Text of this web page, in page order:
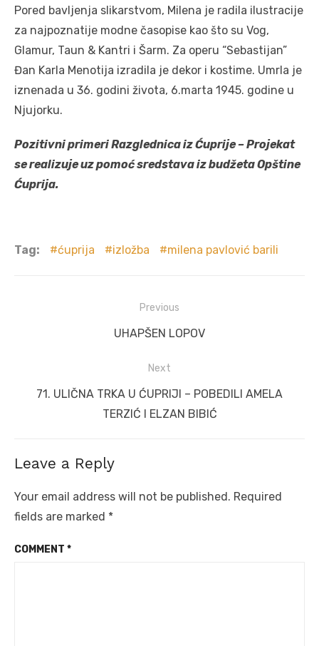
Pored bavljenja slikarstvom, Milena je radila ilustracije
za najpoznatije modne časopise kao što su Vog,
Glamur, Taun & Kantri i Šarm. Za operu “Sebastijan”
Đan Karla Menotija izradila je dekor i kostime. Umrla je
iznenada u 36. godini života, 6.marta 1945. godine u
Njujorku.
Pozitivni primeri Razglednica izĆuprije– Projekat
se realizuje uz pomoć sredstava iz budžeta Opštine
Ćuprija.
Tag: ćuprija izložba milena pavlović barili
Previous
Previous
UHAPŠEN LOPOV
Next
Next71. ULIČNA TRKA U ĆUPRIJI – POBEDILI AMELA
TERZIĆ I ELZAN BIBIĆ
Leave a Reply
Your email address will not be published. Required
fields are marked *
COMMENT *